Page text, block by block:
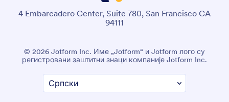
4 Embarcadero Center, Suite 780, San Francisco CA
94111
© 2026 Jotform Inc. Име „Jotform“ и Jotform лого су
регистровани заштитни знаци компаније Jotform Inc.